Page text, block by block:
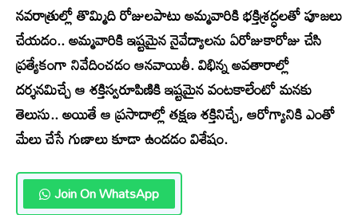
నవరాత్రుల్లో తొమ్మిది రోజులపాటు అమ్మవారికి భక్తిశ్రద్ధలతో పూజలు
చేయడం.. అమ్మవారికి ఇష్టమైన నైవేద్యాలను ఏరోజుకారోజు చేసి
ప్రత్యేకంగా నివేదించడం ఆనవాయితీ. విభిన్న అవతారాల్లో
దర్శనమిచ్చే ఆ శక్తిస్వరూపిణికి ఇష్టమైన వంటకాలేంటో మనకు
తెలుసు.. అయితే ఆ ప్రసాదాల్లో తక్షణ శక్తినిచ్చే, ఆరోగ్యానికి ఎంతో
మేలు చేసే గుణాలు కూడా ఉండడం విశేషం.
Join On WhatsApp